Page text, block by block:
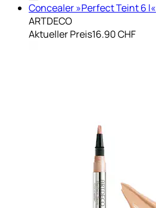
Concealer »Perfect Teint 6 l«
ARTDECO
Aktueller Preis16.90 CHF